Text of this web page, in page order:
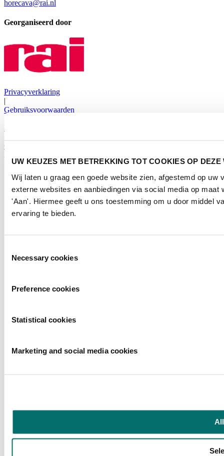
UW KEUZES MET BETREKKING TOT COOKIES OP DEZE
Wij laten u graag een goede website zien, afgestemd op
externe websites en aanbiedingen via social media op
'Aan'. Hiermee geeft u ons toestemming om u door middel
ervaring te bieden.
Necessary cookies
Preference cookies
Statistical cookies
Marketing and social media cookies
horecava@rai.nl
Georganiseerd door
Privacyverklaring
|
Gebruiksvoorwaarden
Exposanten waarschuwing
Cookieverklaring